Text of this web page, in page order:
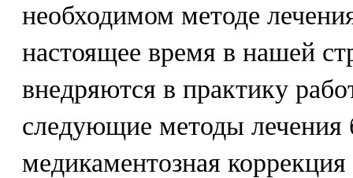
необходимом методе
настоящее время в нашей
внедряются в практику
следующие методы лечения
медикаментозная